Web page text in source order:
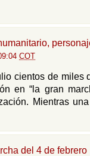
COT
cientos de miles
en “la gran
Mientras
del 4 de febrero